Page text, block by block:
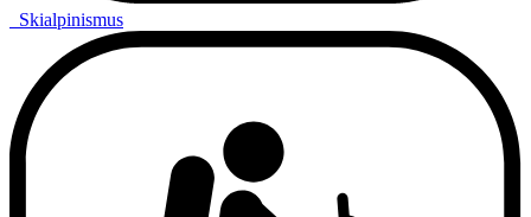
Skialpinismus